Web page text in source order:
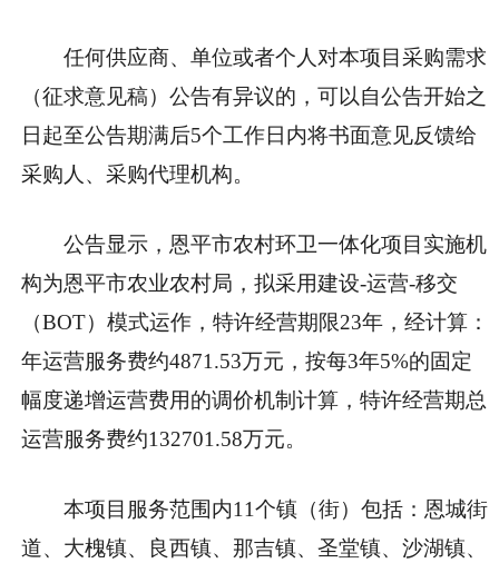
任何供应商、单位或者个人对本项目采购需求
（征求意见稿）公告有异议的，可以自公告开始之
日起至公告期满后5个工作日内将书面意见反馈给
采购人、采购代理机构。
公告显示，恩平市农村环卫一体化项目实施机
构为恩平市农业农村局，拟采用建设-运营-移交
（BOT）模式运作，特许经营期限23年，经计算：
年运营服务费约4871.53万元，按每3年5%的固定
幅度递增运营费用的调价机制计算，特许经营期总
运营服务费约132701.58万元。
本项目服务范围内11个镇（街）包括：恩城街
道、大槐镇、良西镇、那吉镇、圣堂镇、沙湖镇、